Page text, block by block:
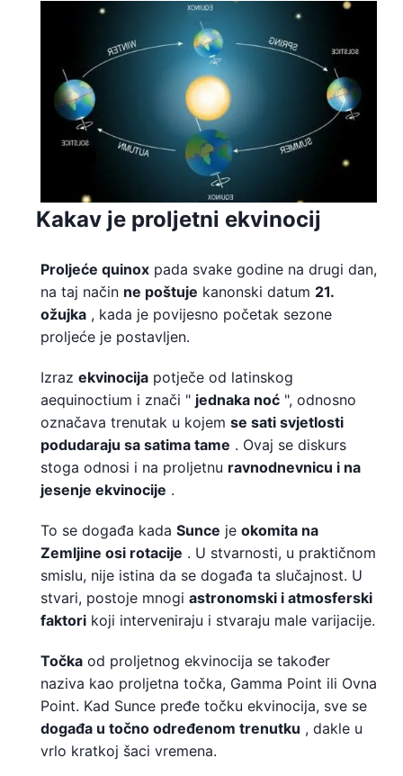
Kakav je proljetni ekvinocij
Proljeće quinox pada svake godine na drugi dan,
na taj način ne poštuje kanonski datum 21.
ožujka , kada je povijesno početak sezone
proljeće je postavljen.
Izraz ekvinocija potječe od latinskog
aequinoctium i znači " jednaka noć ", odnosno
označava trenutak u kojem se sati svjetlosti
podudaraju sa satima tame . Ovaj se diskurs
stoga odnosi i na proljetnu ravnodnevnicu i na
jesenje ekvinocije .
To se događa kada Sunce je okomita na
Zemljine osi rotacije . U stvarnosti, u praktičnom
smislu, nije istina da se događa ta slučajnost. U
stvari, postoje mnogi astronomski i atmosferski
faktori koji interveniraju i stvaraju male varijacije.
Točka od proljetnog ekvinocija se također
naziva kao proljetna točka, Gamma Point ili Ovna
Point. Kad Sunce pređe točku ekvinocija, sve se
događa u točno određenom trenutku , dakle u
vrlo kratkoj šaci vremena.